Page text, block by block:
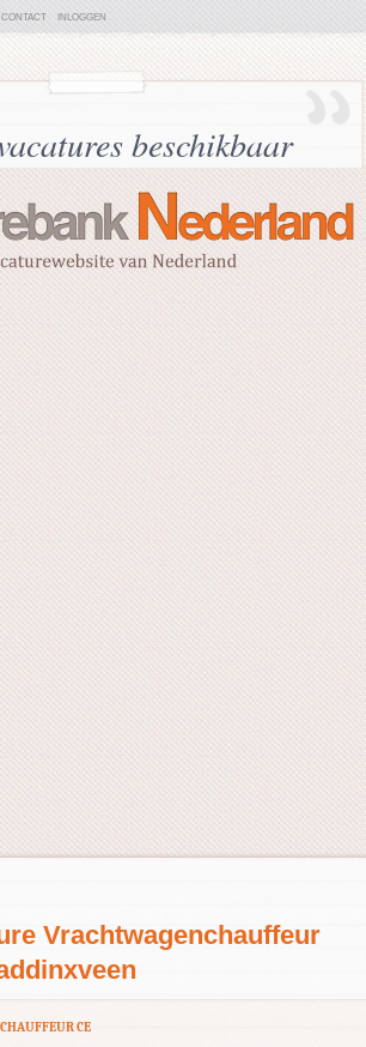
CONTACT INLOGGEN
beschikbaar
Vrachtwagenchauffeur
CHAUFFEUR CE